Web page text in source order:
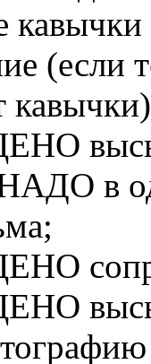
(если
в